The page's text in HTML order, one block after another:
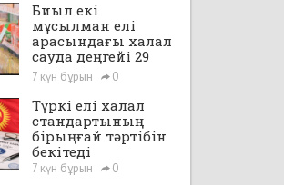
Биыл екі
мұсылман елі
арасындағы халал
сауда деңгейі 29
млрд доллардан
асады
7 күн бұрын 0
Түркі елі халал
стандартының
бірыңғай тәртібін
бекітеді
7 күн бұрын 0